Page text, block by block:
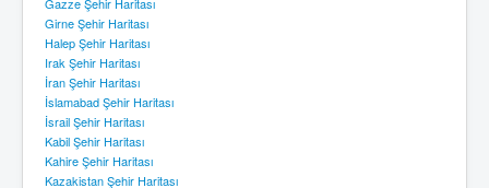
Girne Şehir Haritası
Halep Şehir Haritası
Irak Şehir Haritası
İran Şehir Haritası
İslamabad Şehir Haritası
İsrail Şehir Haritası
Kabil Şehir Haritası
Kahire Şehir Haritası
Kazakistan Şehir Haritası